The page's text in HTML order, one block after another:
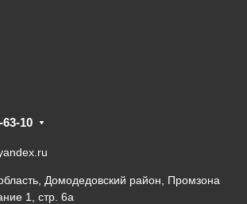
63-10
Домодедовский район, Промзона
1, стр. 6а